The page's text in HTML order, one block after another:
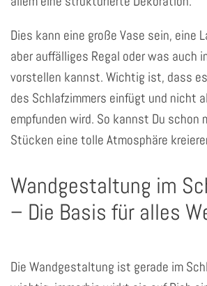
Dies kann eine große Vase sein, eine
aber auffälliges Regal oder was auch
vorstellen kannst. Wichtig ist, dass
des Schlafzimmers einfügt und nicht
empfunden wird. So kannst Du schon
Stücken eine tolle Atmosphäre
Wandgestaltung im
– Die Basis für alles
Die Wandgestaltung ist gerade im